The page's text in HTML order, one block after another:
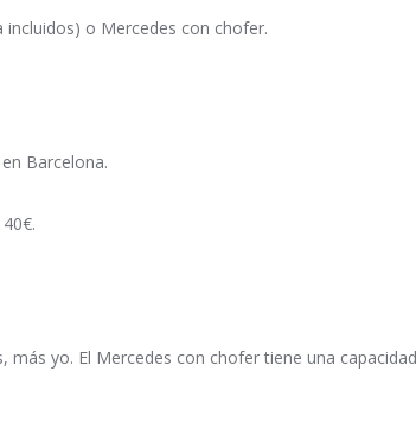
incluidos) o Mercedes con chofer.
Barcelona.
yo. El Mercedes con chofer tiene una